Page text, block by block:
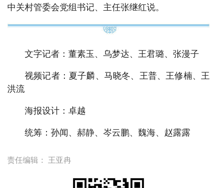
中关村管委会党组书记、主任张继红说。
文字记者：董素玉、乌梦达、王君璐、张漫子
视频记者：夏子麟、马晓冬、王普、王修楠、王
洪流
海报设计：卓越
统筹：孙闻、郝静、岑云鹏、魏海、赵露露
责任编辑： 王亚冉